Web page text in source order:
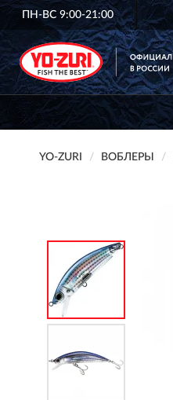
ПН-ВС 9:00-21:00
YO-ZURI ВОБЛЕРЫ